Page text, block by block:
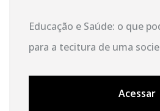
Educação e Saúde: o que
para a tecitura de uma
Acessar